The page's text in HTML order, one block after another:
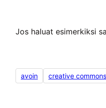
Jos haluat esimerkiksi
avoin creative commons